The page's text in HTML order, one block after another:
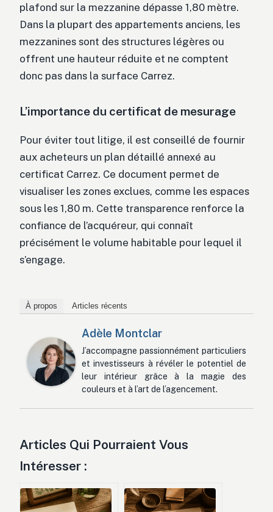
plafond sur la mezzanine dépasse 1,80 mètre.
Dans la plupart des appartements anciens, les
mezzanines sont des structures légères ou
offrent une hauteur réduite et ne comptent
donc pas dans la surface Carrez.
L’importance du certificat de mesurage
Pour éviter tout litige, il est conseillé de fournir
aux acheteurs un plan détaillé annexé au
certificat Carrez. Ce document permet de
visualiser les zones exclues, comme les espaces
sous les 1,80 m. Cette transparence renforce la
confiance de l’acquéreur, qui connaît
précisément le volume habitable pour lequel il
s’engage.
À propos Articles récents
Adèle Montclar
J’accompagne passionnément particuliers
et investisseurs à révéler le potentiel de
leur intérieur grâce à la magie des
couleurs et à l’art de l’agencement.
Articles Qui Pourraient Vous
Intéresser :